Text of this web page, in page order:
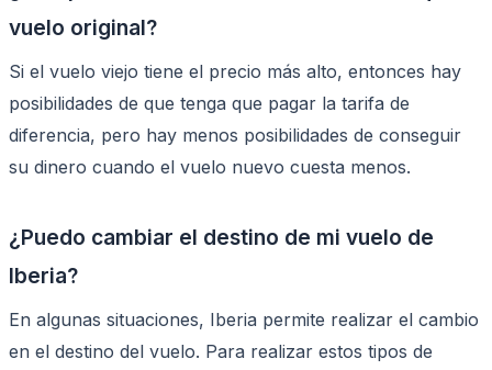
vuelo original?
Si el vuelo viejo tiene el precio más alto, entonces hay
posibilidades de que tenga que pagar la tarifa de
diferencia, pero hay menos posibilidades de conseguir
su dinero cuando el vuelo nuevo cuesta menos.
¿Puedo cambiar el destino de mi vuelo de
Iberia?
En algunas situaciones, Iberia permite realizar el cambio
en el destino del vuelo. Para realizar estos tipos de